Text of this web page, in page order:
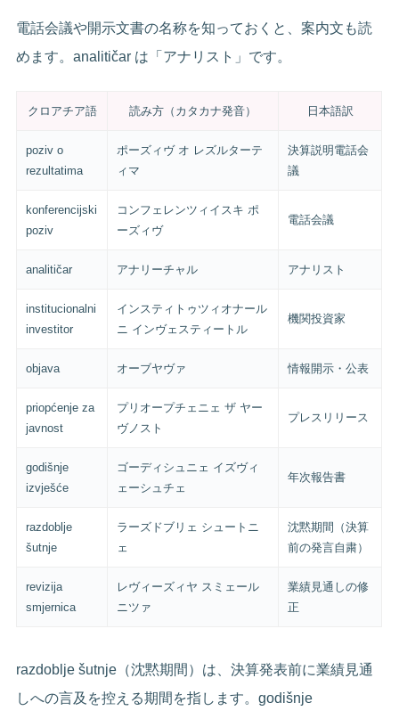
電話会議や開示文書の名称を知っておくと、案内文も読
めます。analitičar は「アナリスト」です。
クロアチア語 読み方（カタカナ発音） 日本語訳
poziv o
rezultatima
ポーズィヴ オ レズルターテ
ィマ
決算説明電話会
議
konferencijski
poziv
コンフェレンツィイスキ ポ
ーズィヴ
電話会議
analitičar アナリーチャル アナリスト
institucionalni
investitor
インスティトゥツィオナール
ニ インヴェスティートル
機関投資家
objava オーブヤヴァ 情報開示・公表
priopćenje za
javnost
プリオープチェニェ ザ ヤー
ヴノスト
プレスリリース
godišnje
izvješće
ゴーディシュニェ イズヴィ
ェーシュチェ
年次報告書
razdoblje
šutnje
ラーズドブリェ シュートニ
ェ
沈黙期間（決算
前の発言自粛）
revizija
smjernica
レヴィーズィヤ スミェール
ニツァ
業績見通しの修
正
razdoblje šutnje（沈黙期間）は、決算発表前に業績見通
しへの言及を控える期間を指します。godišnje